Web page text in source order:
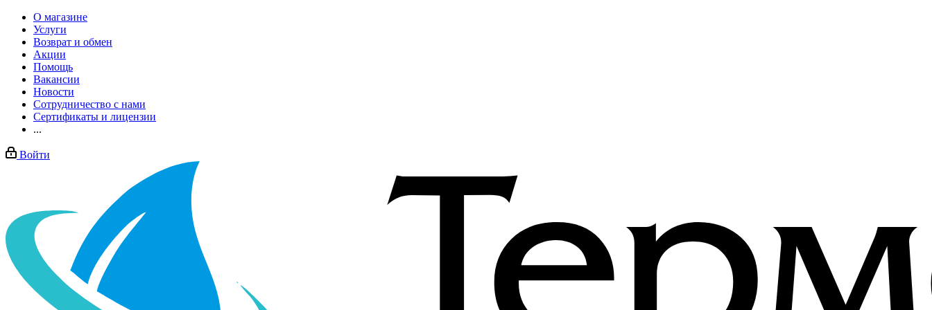
О магазине
Услуги
Возврат и обмен
Акции
Помощь
Вакансии
Новости
Сотрудничество с нами
Сертификаты и лицензии
...
Войти